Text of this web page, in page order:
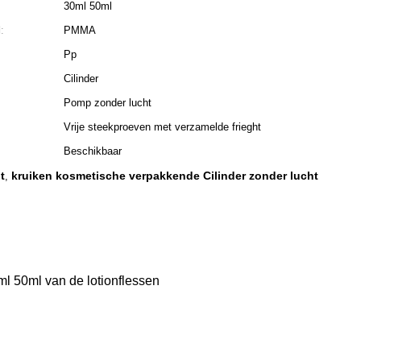
30ml 50ml
PMMA
Pp
Cilinder
Pomp zonder lucht
Vrije steekproeven met verzamelde frieght
Beschikbaar
, kruiken kosmetische verpakkende Cilinder zonder lucht
50ml van de lotionflessen